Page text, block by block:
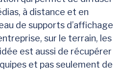
à distance et en
de supports d’affichage
sur le terrain, les
est aussi de récupérer
et pas seulement de